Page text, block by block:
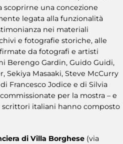
scoprirne una concezione
legata alla funzionalità
nei materiali
e fotografie storiche, alle
da fotografi e artisti
Berengo Gardin, Guido Guidi,
Sekiya Masaaki, Steve McCurry
Francesco Jodice e di Silvia
per la mostra – e
italiani hanno composto
di Villa Borghese (via